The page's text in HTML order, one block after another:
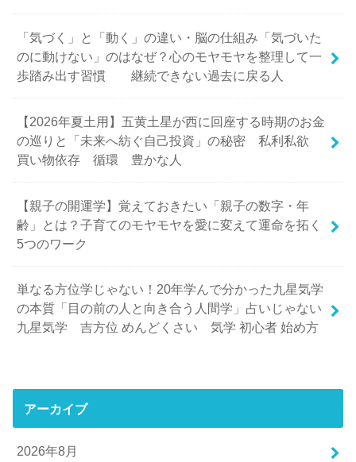
「気づく」と「動く」の違い・脳の仕組み「気づいた
のに動けない」のはなぜ？心のモヤモヤを整理して一
歩踏み出す習慣 継続できない過去に戻る人
【2026年夏土用】五黄土星が西に回座する時期のお金
の巡りと「未来へ紡ぐ自己投資」の秘密 私利私欲
買い物依存 循環 豊かな人
【親子の開運学】覚えておきたい「親子の数字・年
齢」とは？子育てのモヤモヤを愛に変えて運命を拓く
5つのワーク
単なる方位学じゃない！20年学んで分かった九星気学
の本質「目の前の人と向き合う人間学」占いじゃない
九星気学 吉方位 めんどくさい 気学 初心者 始め方
アーカイブ
2026年8月